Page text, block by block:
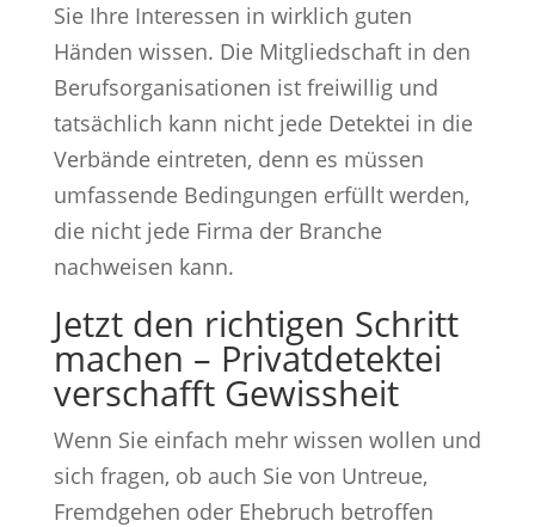
Sie Ihre Interessen in wirklich guten
Händen wissen. Die Mitgliedschaft in den
Berufsorganisationen ist freiwillig und
tatsächlich kann nicht jede Detektei in die
Verbände eintreten, denn es müssen
umfassende Bedingungen erfüllt werden,
die nicht jede Firma der Branche
nachweisen kann.
Jetzt den richtigen Schritt
machen – Privatdetektei
verschafft Gewissheit
Wenn Sie einfach mehr wissen wollen und
sich fragen, ob auch Sie von Untreue,
Fremdgehen oder Ehebruch betroffen